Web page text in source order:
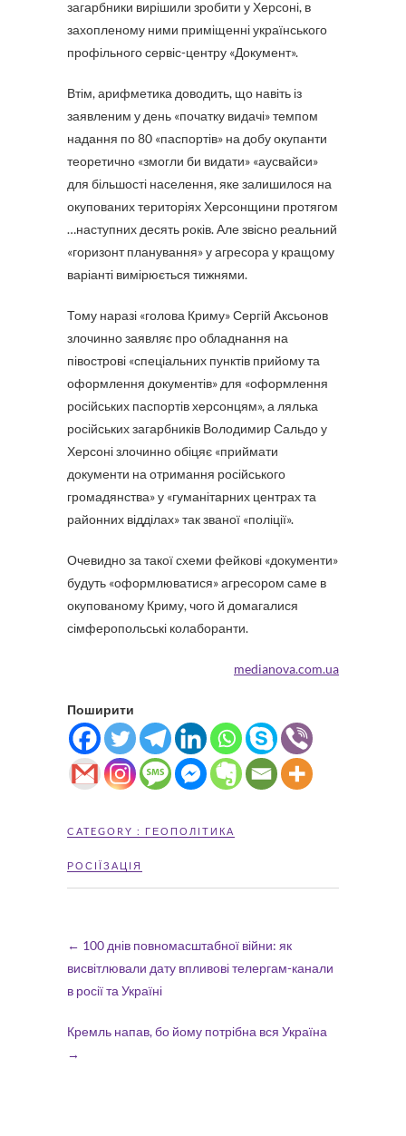
загарбники вирішили зробити у Херсоні, в
захопленому ними приміщенні українського
профільного сервіс-центру «Документ».
Втім, арифметика доводить, що навіть із
заявленим у день «початку видачі» темпом
надання по 80 «паспортів» на добу окупанти
теоретично «змогли би видати» «аусвайси»
для більшості населення, яке залишилося на
окупованих територіях Херсонщини протягом
…наступних десять років. Але звісно реальний
«горизонт планування» у агресора у кращому
варіанті вимірюється тижнями.
Тому наразі «голова Криму» Сергій Аксьонов
злочинно заявляє про обладнання на
півострові «спеціальних пунктів прийому та
оформлення документів» для «оформлення
російських паспортів херсонцям», а лялька
російських загарбників Володимир Сальдо у
Херсоні злочинно обіцяє «приймати
документи на отримання російського
громадянства» у «гуманітарних центрах та
районних відділах» так званої «поліції».
Очевидно за такої схеми фейкові «документи»
будуть «оформлюватися» агресором саме в
окупованому Криму, чого й домагалися
сімферопольські колаборанти.
medianova.com.ua
Поширити
CATEGORY : ГЕОПОЛІТИКА
РОСІЇЗАЦІЯ
← 100 днів повномасштабної війни: як
висвітлювали дату впливові телергам-канали
в росії та Україні
Кремль напав, бо йому потрібна вся Україна
→